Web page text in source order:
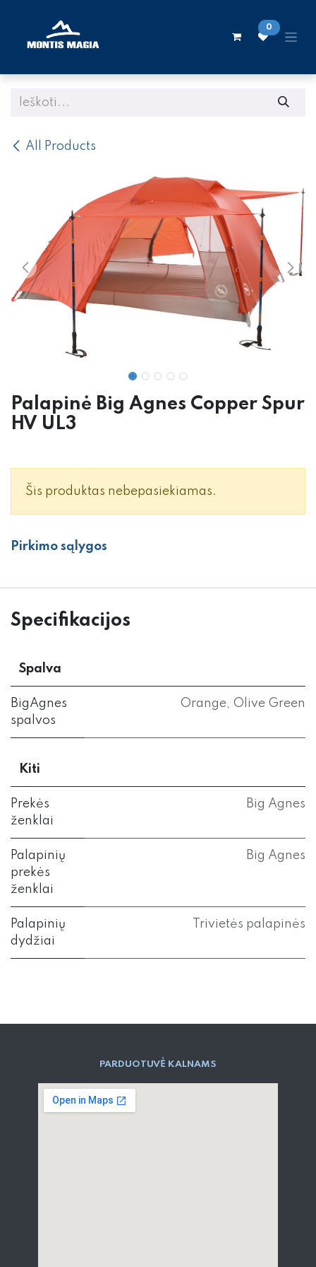
0
All Products
Palapinė Big Agnes Copper Spur
HV UL3
Šis produktas nebepasiekiamas.
Pirkimo sąlygos
Specifikacijos
Spalva
BigAgnes
spalvos
Orange, Olive Green
Kiti
Prekės
ženklai
Big Agnes
Palapinių
prekės
ženklai
Big Agnes
Palapinių
dydžiai
Trivietės palapinės
PARD​UOTUVĖ​ KALNAMS